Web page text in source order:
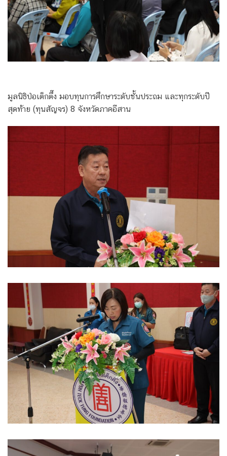
มูลนิธิป่อเต็กตึ๊ง มอบทุนการศึกษาระดับชั้นประถม และทุกระดับปี
สุดท้าย (ทุนสัญจร) 8 จังหวัดภาคอีสาน